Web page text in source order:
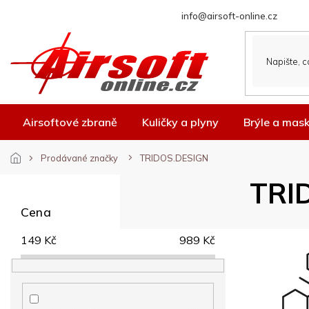
info@airsoft-online.cz
Airsoftové zbraně Kuličky a plyny Brýle a
Prodávané značky TRIDOS.DESIGN
a
n
Cena
149 Kč 989 Kč